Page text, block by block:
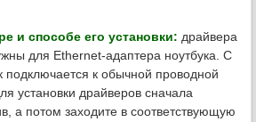
и способе его установки: драйвера
для Ethernet-адаптера ноутбука. С
к обычной проводной
установки драйверов сначала
а потом заходите в соответствующую